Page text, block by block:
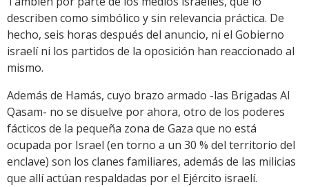
describen como simbólico y sin relevancia práctica. De
hecho, seis horas después del anuncio, ni el Gobierno
israelí ni los partidos de la oposición han reaccionado al
mismo.
Además de Hamás, cuyo brazo armado -las Brigadas Al
Qasam- no se disuelve por ahora, otro de los poderes
fácticos de la pequeña zona de Gaza que no está
ocupada por Israel (en torno a un 30 % del territorio del
enclave) son los clanes familiares, además de las milicias
que allí actúan respaldadas por el Ejército israelí.